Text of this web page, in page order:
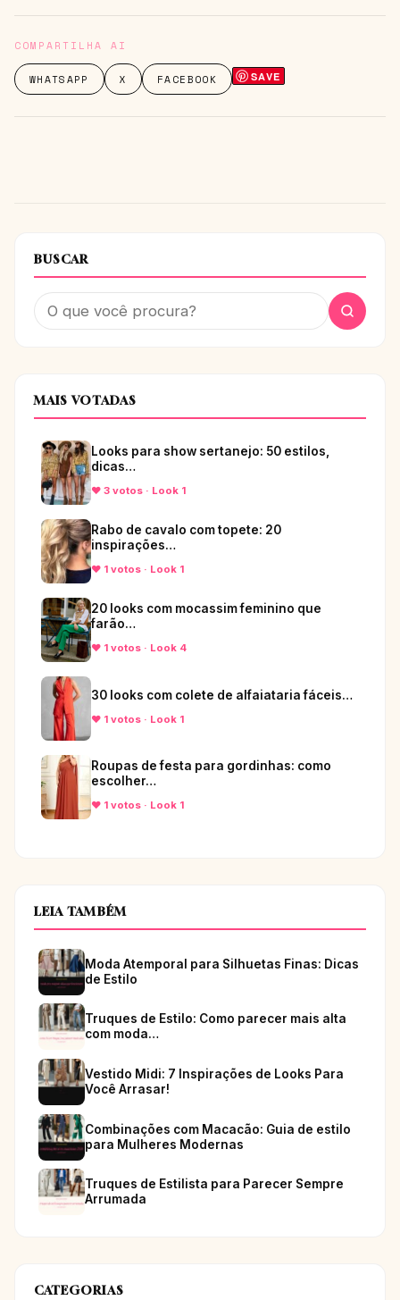
COMPARTILHA AI
WHATSAPP X FACEBOOK SAVE
BUSCAR
MAIS VOTADAS
Looks para show sertanejo: 50 estilos,
dicas…
♥ 3 votos · Look 1
Rabo de cavalo com topete: 20
inspirações…
♥ 1 votos · Look 1
20 looks com mocassim feminino que
farão…
♥ 1 votos · Look 4
30 looks com colete de alfaiataria fáceis…
♥ 1 votos · Look 1
Roupas de festa para gordinhas: como
escolher…
♥ 1 votos · Look 1
LEIA TAMBÉM
Moda Atemporal para Silhuetas Finas: Dicas
de Estilo
Truques de Estilo: Como parecer mais alta
com moda…
Vestido Midi: 7 Inspirações de Looks Para
Você Arrasar!
Combinações com Macacão: Guia de estilo
para Mulheres Modernas
Truques de Estilista para Parecer Sempre
Arrumada
CATEGORIAS